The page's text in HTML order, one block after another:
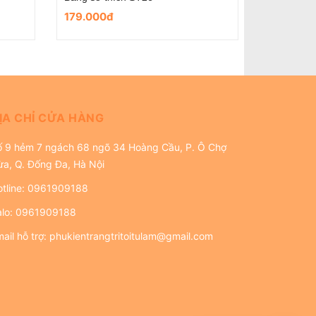
179.000đ
CHỈ CỬA HÀNG
9 hẻm 7 ngách 68 ngõ 34 Hoàng Cầu, P. Ô Chợ
Q. Đống Đa, Hà Nội
0961909188
0961909188
hỗ trợ: phukientrangtritoitulam@gmail.com